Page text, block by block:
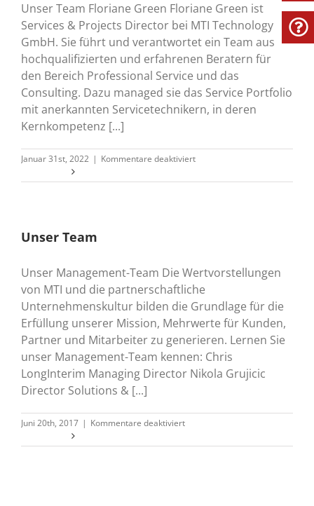
Unser Team Floriane Green Floriane Green ist
Services & Projects Director bei MTI Technology
GmbH. Sie führt und verantwortet ein Team aus
hochqualifizierten und erfahrenen Beratern für
den Bereich Professional Service und das
Consulting. Dazu managed sie das Service Portfolio
mit anerkannten Servicetechnikern, in deren
Kernkompetenz [...]
Januar 31st, 2022 | Kommentare deaktiviertfür
Green
Unser Team
Unser Management-Team Die Wertvorstellungen
von MTI und die partnerschaftliche
Unternehmenskultur bilden die Grundlage für die
Erfüllung unserer Mission, Mehrwerte für Kunden,
Partner und Mitarbeiter zu generieren. Lernen Sie
unser Management-Team kennen: Chris
LongInterim Managing Director Nikola Grujicic
Director Solutions & [...]
Juni 20th, 2017 | Kommentare deaktiviertfür
Team